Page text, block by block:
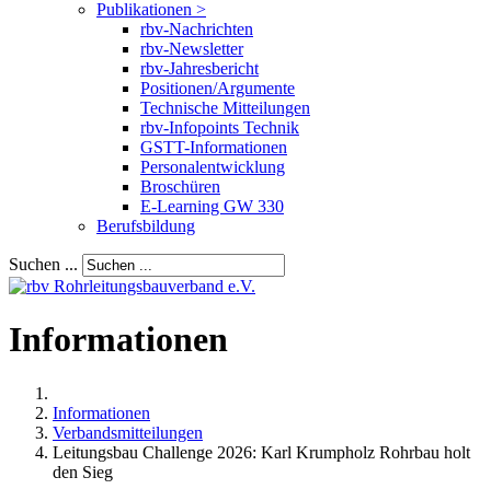
Publikationen >
rbv-Nachrichten
rbv-Newsletter
rbv-Jahresbericht
Positionen/Argumente
Technische Mitteilungen
rbv-Infopoints Technik
GSTT-Informationen
Personalentwicklung
Broschüren
E-Learning GW 330
Berufsbildung
Suchen ...
Informationen
Informationen
Verbandsmitteilungen
Leitungsbau Challenge 2026: Karl Krumpholz Rohrbau holt
den Sieg